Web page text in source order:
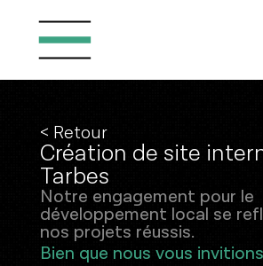
contenu
< Retour
Création de site inter
Tarbes
Notre engagement pour le
développement local se
nos projets réussis.
Bien que nous vous